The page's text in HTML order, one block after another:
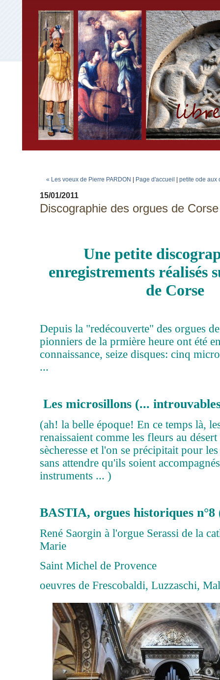
« Les voeux de Pierre PARDON Page d'accueil petite ode aux
15/01/2011
Discographie des orgues de Corse
Une petite
enregistrements réalisés
de Corse
Depuis la "redécouverte" des orgues
pionniers de la prmière heure ont été
connaissance, seize disques: cinq
...
Les microsillons (...
(ah! la belle époque! En ce temps là,
renaissaient comme les fleurs au
sècheresse et l'on se précipitait pour
sans attendre qu'ils soient
instruments ... )
BASTIA, orgues historiques n°8
René Saorgin à l'orgue Serassi de la
Marie
Saint Michel de Provence
oeuvres de Frescobaldi, Luzzaschi,